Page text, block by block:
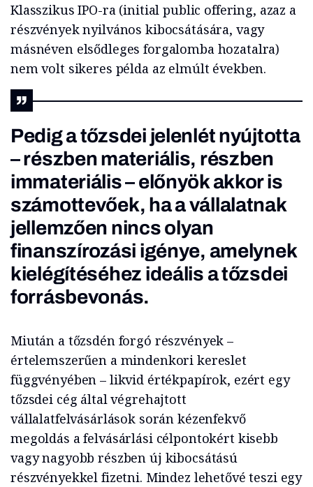
Klasszikus IPO-ra (initial public offering, azaz a
részvények nyilvános kibocsátására, vagy
másnéven elsődleges forgalomba hozatalra)
nem volt sikeres példa az elmúlt években.
Pedig a tőzsdei jelenlét nyújtotta
– részben materiális, részben
immateriális – előnyök akkor is
számottevőek, ha a vállalatnak
jellemzően nincs olyan
finanszírozási igénye, amelynek
kielégítéséhez ideális a tőzsdei
forrásbevonás.
Miután a tőzsdén forgó részvények –
értelemszerűen a mindenkori kereslet
függvényében – likvid értékpapírok, ezért egy
tőzsdei cég által végrehajtott
vállalatfelvásárlások során kézenfekvő
megoldás a felvásárlási célpontokért kisebb
vagy nagyobb részben új kibocsátású
részvényekkel fizetni. Mindez lehetővé teszi egy